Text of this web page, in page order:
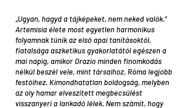
„Ugyan, hagyd a tájképeket, nem neked valók."
Artemisia élete most egyetlen harmonikus
folyamnak tűnik az első apai tanításoktól,
fiatalsága aszketikus gyakorlatától egészen a
mai napig, amikor Orazio minden finomkodás
nélkül beszél vele, mint társaihoz, Róma legjobb
festőihez. Kimondhatatlan boldogság, melyben
az oly hamar elveszített megbecsülést
visszanyeri a lankadó lélek. Nem számít, hogy